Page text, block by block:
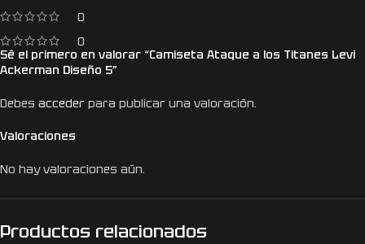
0
0
Valoraciones
No hay valoraciones aún.
Sé el primero en valorar “Camiseta Ataque a los Titanes Levi
Ackerman Diseño 5”
Debes acceder para publicar una valoración.
Productos relacionados